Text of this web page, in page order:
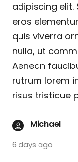
adipiscing elit.
eros
quis viverra
nulla, ut
Aenean
rutrum lorem
risus tristique
Michael
6 days ago